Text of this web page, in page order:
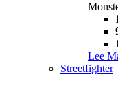
Lee
Streetfighter